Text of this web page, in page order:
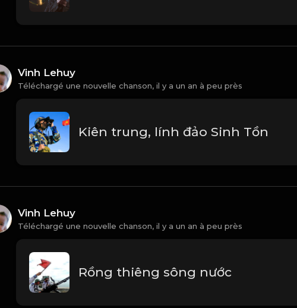
Vinh Lehuy
Téléchargé une nouvelle chanson, il y a un an à peu près
Kiên trung, lính đảo Sinh Tồn
Vinh Lehuy
Téléchargé une nouvelle chanson, il y a un an à peu près
Rồng thiêng sông nước